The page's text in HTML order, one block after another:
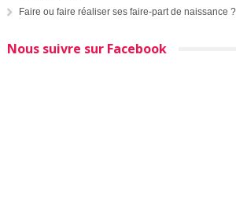
Faire ou faire réaliser ses faire-part de naissance ?
Nous suivre sur Facebook